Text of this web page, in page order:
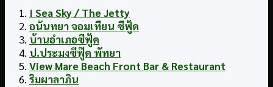
I Sea Sky / The Jetty
อนันทยา จอมเทียน ซีฟู้ด
บ้านอำเภอซีฟู้ด
ป.ประมงซีฟู๊ด พัทยา
View Mare Beach Front Bar & Restaurant
ริมผาลาภิน